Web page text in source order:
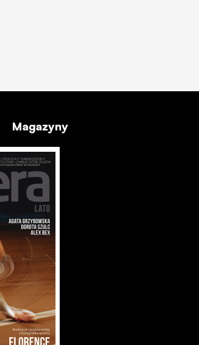
Magazyny